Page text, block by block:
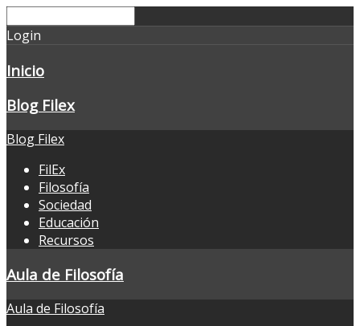
Login
Inicio
Blog Filex
Blog Filex
FilEx
Filosofía
Sociedad
Educación
Recursos
Aula de Filosofía
Aula de Filosofía